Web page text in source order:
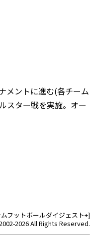
メントに進む(各チーム
スター戦を実施。オー
フットボールダイジェスト+]
2026 All Rights Reserved.